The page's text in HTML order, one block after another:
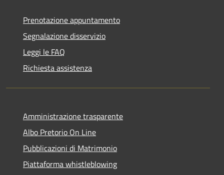
Prenotazione appuntamento
Segnalazione disservizio
Leggi le FAQ
Richiesta assistenza
Amministrazione trasparente
Albo Pretorio On Line
Pubblicazioni di Matrimonio
Piattaforma whistleblowing